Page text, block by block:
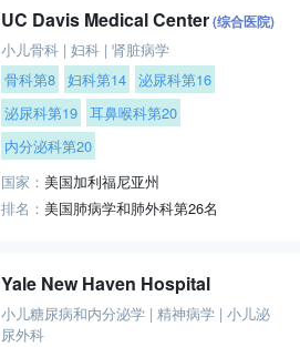
UC Davis Medical Center(综合医院)
小儿骨科 |妇科 |肾脏病学
骨科第8 妇科第14 泌尿科第16
泌尿科第19 耳鼻喉科第20
内分泌科第20
国家：美国加利福尼亚州
排名：美国肺病学和肺外科第26名
Yale New Haven Hospital
小儿糖尿病和内分泌学 |精神病学 |小儿泌
尿外科